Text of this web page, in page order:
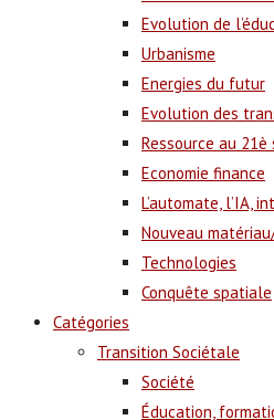
Evolution de
Urbanisme
Energies du futur
Evolution des
Ressource au 21è
Economie finance
L’automate, l’IA,
Nouveau
Technologies
Conquête spatiale
Catégories
Transition Sociétale
Société
Éducation,